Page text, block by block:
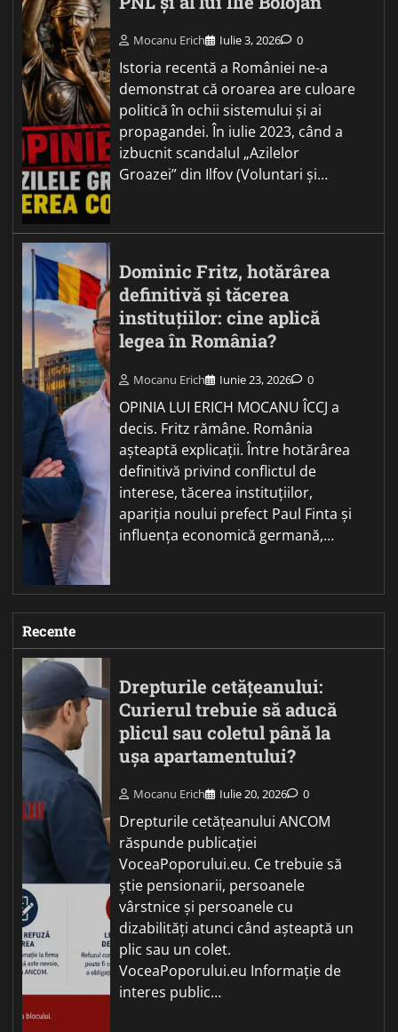
Mocanu Erich Iulie 3, 2026 0
Istoria recentă a României ne-a
demonstrat că oroarea are culoare
politică în ochii sistemului și ai
propagandei. În iulie 2023, când a
izbucnit scandalul „Azilelor
Groazei” din Ilfov (Voluntari și…
Dominic Fritz, hotărârea
definitivă și tăcerea
instituțiilor: cine aplică
legea în România?
Mocanu Erich Iunie 23, 2026 0
OPINIA LUI ERICH MOCANU ÎCCJ a
decis. Fritz rămâne. România
așteaptă explicații. Între hotărârea
definitivă privind conflictul de
interese, tăcerea instituțiilor,
apariția noului prefect Paul Finta și
influența economică germană,…
Recente
Drepturile cetățeanului:
Curierul trebuie să aducă
plicul sau coletul până la
ușa apartamentului?
Mocanu Erich Iulie 20, 2026 0
Drepturile cetățeanului ANCOM
răspunde publicației
VoceaPoporului.eu. Ce trebuie să
știe pensionarii, persoanele
vârstnice și persoanele cu
dizabilități atunci când așteaptă un
plic sau un colet.
VoceaPoporului.eu Informație de
interes public…